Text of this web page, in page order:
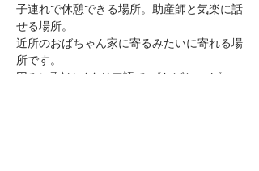
子連れで休憩できる場所。助産師と気楽に話
せる場所。
近所のおばちゃん家に寄るみたいに寄れる場
所です。
因みにZiAはイタリア語で　”おばちゃん”